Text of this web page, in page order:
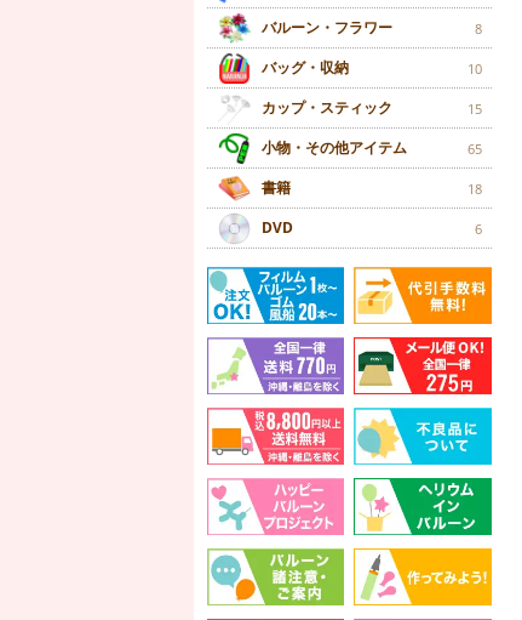
バルーン・フラワー 8
バッグ・収納 10
カップ・スティック 15
小物・その他アイテム 65
書籍 18
DVD 6